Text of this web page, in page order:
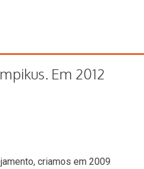
Em 2012
criamos em 2009